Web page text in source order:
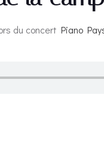
du concert Piano